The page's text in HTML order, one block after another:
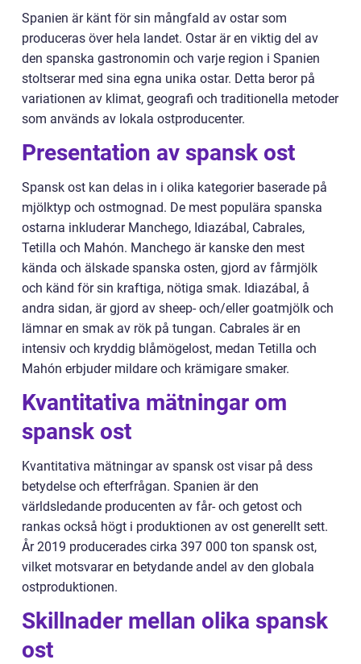
Spanien är känt för sin mångfald av ostar som
produceras över hela landet. Ostar är en viktig del av
den spanska gastronomin och varje region i Spanien
stoltserar med sina egna unika ostar. Detta beror på
variationen av klimat, geografi och traditionella metoder
som används av lokala ostproducenter.
Presentation av spansk ost
Spansk ost kan delas in i olika kategorier baserade på
mjölktyp och ostmognad. De mest populära spanska
ostarna inkluderar Manchego, Idiazábal, Cabrales,
Tetilla och Mahón. Manchego är kanske den mest
kända och älskade spanska osten, gjord av fårmjölk
och känd för sin kraftiga, nötiga smak. Idiazábal, å
andra sidan, är gjord av sheep- och/eller goatmjölk och
lämnar en smak av rök på tungan. Cabrales är en
intensiv och kryddig blåmögelost, medan Tetilla och
Mahón erbjuder mildare och krämigare smaker.
Kvantitativa mätningar om
spansk ost
Kvantitativa mätningar av spansk ost visar på dess
betydelse och efterfrågan. Spanien är den
världsledande producenten av får- och getost och
rankas också högt i produktionen av ost generellt sett.
År 2019 producerades cirka 397 000 ton spansk ost,
vilket motsvarar en betydande andel av den globala
ostproduktionen.
Skillnader mellan olika spansk
ost